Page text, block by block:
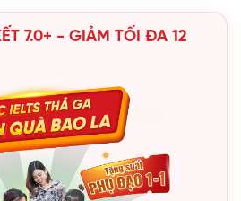
7.0+ - GIẢM TỐI ĐA 12